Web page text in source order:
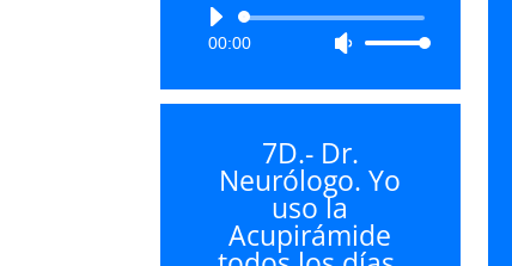
Reproductor
00:00
Utiliza
arriba/abajo
aumentar
o
7D.- Dr.
Neurólogo. Yo
uso la
Acupirámide